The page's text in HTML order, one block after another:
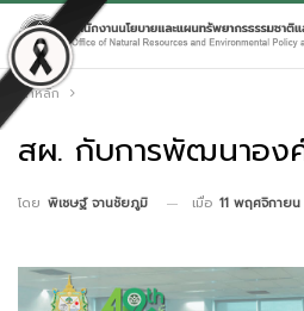
หน้าหลัก
สผ. กับการพัฒนาอง
โดย พิเชษฐ์ จานชัยภูมิ เมื่อ 11 พฤศจิกาย